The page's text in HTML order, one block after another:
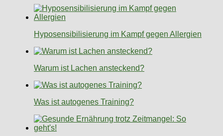
Hyposensibilisierung im Kampf gegen Allergien
Warum ist Lachen ansteckend?
Was ist autogenes Training?